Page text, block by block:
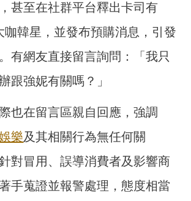
甚至在社群平台釋出卡司有
咖韓星，並發布預購消息，引發
有網友直接留言詢問：「我只
跟強妮有關嗎？」
也在留言區親自回應，強調
樂及其相關行為無任何關
對冒用、誤導消費者及影響商
手蒐證並報警處理，態度相當